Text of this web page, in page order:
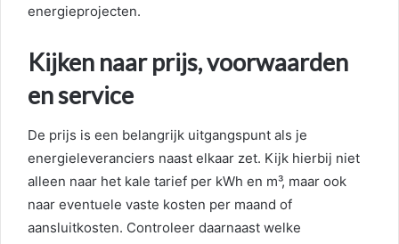
energieprojecten.
Kijken naar prijs, voorwaarden
en service
De prijs is een belangrijk uitgangspunt als je
energieleveranciers naast elkaar zet. Kijk hierbij niet
alleen naar het kale tarief per kWh en m³, maar ook
naar eventuele vaste kosten per maand of
aansluitkosten. Controleer daarnaast welke